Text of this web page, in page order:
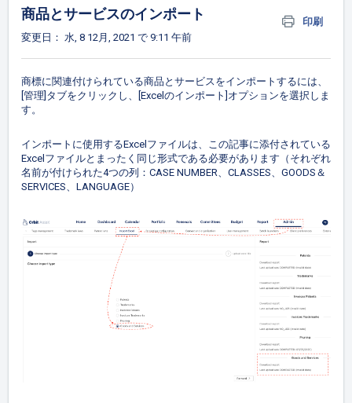
商品とサービスのインポート
印刷
変更日： 水, 8 12月, 2021 で 9:11 午前
商標に関連付けられている商品とサービスをインポートするには、
[管理]タブをクリックし、[Excelのインポート]オプションを選択しま
す。
インポートに使用するExcelファイルは、この記事に添付されている
Excelファイルとまったく同じ形式である必要があります（それぞれ
名前が付けられた4つの列：CASE NUMBER、CLASSES、GOODS＆
SERVICES、LANGUAGE）